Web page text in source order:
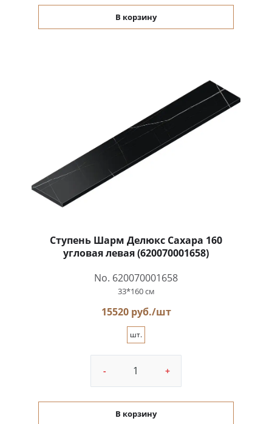
В корзину
Ступень Шарм Делюкс Саxара 160
угловая левая (620070001658)
No. 620070001658
33*160 см
15520 руб./шт
шт.
- +
В корзину